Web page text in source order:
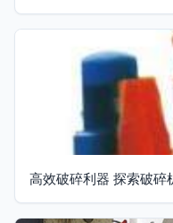
高效破碎利器 探索破碎